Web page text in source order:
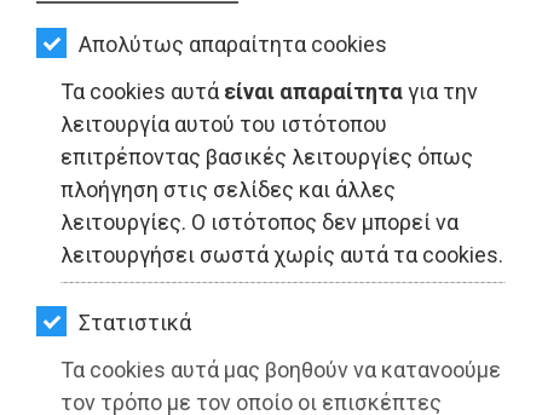
Απολύτως απαραίτητα cookies
Τα cookies αυτά είναι απαραίτηταγια την
λειτουργία αυτού του ιστότοπου
επιτρέποντας βασικές λειτουργίες όπως
πλοήγηση στις σελίδες και άλλες
λειτουργίες. Ο ιστότοπος δεν μπορεί να
λειτουργήσει σωστά χωρίς αυτά τα cookies.
Στατιστικά
Τα cookies αυτά μας βοηθούν να κατανοούμε
τον τρόπο με τον οποίο οι επισκέπτες
ΟΙΚΟΝΟΜΙΑ
ΑΘΛΗΤΙΣΜΟΣ
ΠΟΛΙΤΙΣΜΟΣ
ΣΠΙΤΙ-
ΚΗΠΟΣ
ΥΓΕΙΑ
LIFESTYLE
ΤΑΞΙΔΙΑ
LIFESTYLE - Αρτέμιδα